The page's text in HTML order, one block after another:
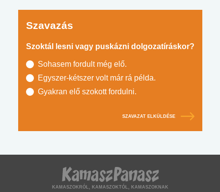
Szavazás
Szoktál lesni vagy puskázni dolgozatíráskor?
Sohasem fordult még elő.
Egyszer-kétszer volt már rá példa.
Gyakran elő szokott fordulni.
SZAVAZAT ELKÜLDÉSE
KAMASZOKRÓL, KAMASZOKTÓL, KAMASZOKNAK